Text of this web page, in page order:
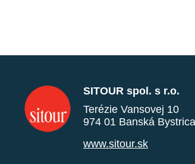
SITOUR spol. s r.o.
Terézie Vansovej 10
974 01 Banská Bystrica
www.sitour.sk